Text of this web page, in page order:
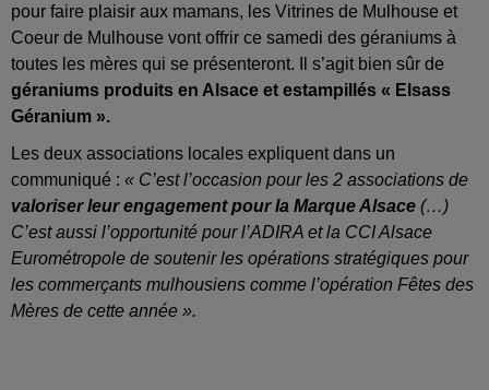
pour faire plaisir aux mamans, les Vitrines de Mulhouse et
Coeur de Mulhouse vont offrir ce samedi des géraniums à
toutes les mères qui se présenteront. Il s’agit bien sûr de
géraniums produits en Alsace et estampillés « Elsass
Géranium ».
Les deux associations locales expliquent dans un
communiqué : « C’est l’occasion pour les 2 associations de
valoriser leur engagement pour la Marque Alsace (…)
C’est aussi l’opportunité pour l’ADIRA et la CCI Alsace
Eurométropole de soutenir les opérations stratégiques pour
les commerçants mulhousiens comme l’opération Fêtes des
Mères de cette année ».